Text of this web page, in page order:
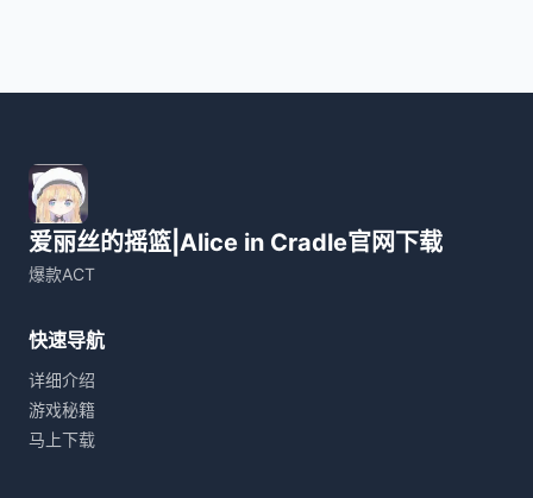
爱丽丝的摇篮|Alice in Cradle官网下载
爆款ACT
快速导航
详细介绍
游戏秘籍
马上下载